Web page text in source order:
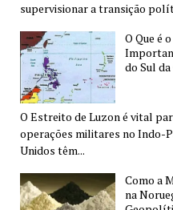
supervisionar a transição
O Que é
do Sul
O Estreito de Luzon é vital
operações militares no Indo-
Unidos têm...
Como a
na